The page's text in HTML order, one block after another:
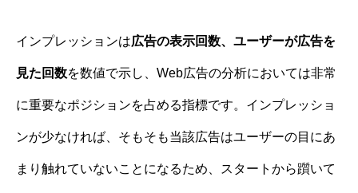
インプレッションは広告の表示回数、ユーザーが広告を
見た回数を数値で示し、Web広告の分析においては非常
に重要なポジションを占める指標です。インプレッショ
ンが少なければ、そもそも当該広告はユーザーの目にあ
まり触れていないことになるため、スタートから躓いて